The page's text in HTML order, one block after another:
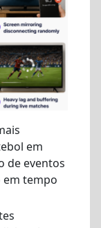
em
de eventos
tempo